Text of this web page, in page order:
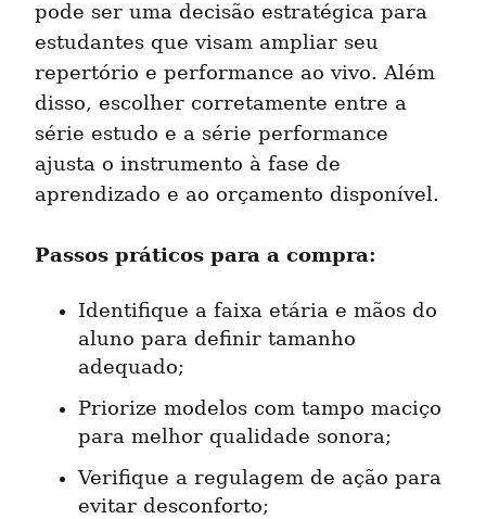
pode ser uma decisão estratégica para
estudantes que visam ampliar seu
repertório e performance ao vivo. Além
disso, escolher corretamente entre a
série estudo e a série performance
ajusta o instrumento à fase de
aprendizado e ao orçamento disponível.
Passos práticos para a compra:
Identifique a faixa etária e mãos do
aluno para definir tamanho
adequado;
Priorize modelos com tampo maciço
para melhor qualidade sonora;
Verifique a regulagem de ação para
evitar desconforto;